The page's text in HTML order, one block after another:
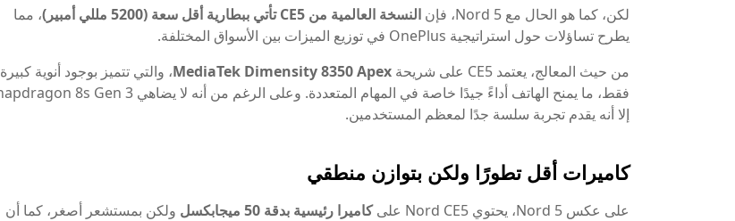
لكن، كما هو الحال مع Nord 5، فإن
النسخة العالمية من CE5 تأتي ببطارية أقل سعة (5200 مللي أمبير)
، مما
يطرح تساؤلات حول استراتيجية OnePlus في توزيع الميزات بين الأسواق المختلفة.
من حيث المعالج، يعتمد CE5 على شريحة
MediaTek Dimensity 8350 Apex، والتي تتميز بوجود أنوية كبيرة
إلا أنه يقدم تجربة سلسة جدًا لمعظم المستخدمين.
كاميرات أقل تطورًا ولكن بتوازن منطقي
على عكس Nord 5، يحتوي Nord CE5 على كاميرا رئيسية بدقة 50 ميجابكسل
ولكن بمستشعر أصغر، كما أن